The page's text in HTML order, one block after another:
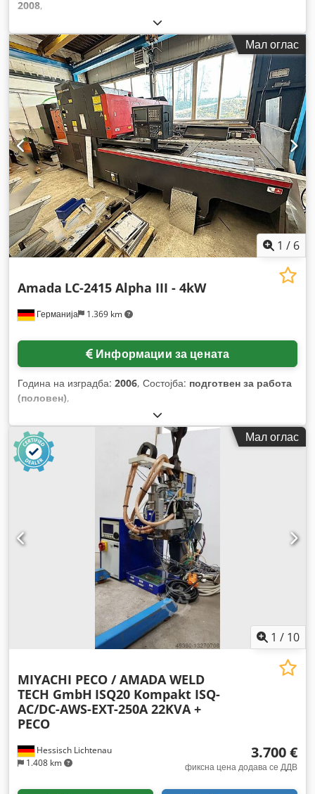
2008,
Мал оглас
1 / 6
Германија 1.369 km
Amada LC-2415 Alpha III - 4kW
Информации за цената
Година на изградба: 2006, Состојба: подготвен за работа
(половен),
Мал оглас
1 / 10
Hessisch Lichtenau
1.408 km
MIYACHI PECO / AMADA WELD
TECH GmbH ISQ20 Kompakt ISQ-
AC/DC-AWS-EXT-250A 22KVA +
PECO
3.700 €
фиксна цена додава се ДДВ